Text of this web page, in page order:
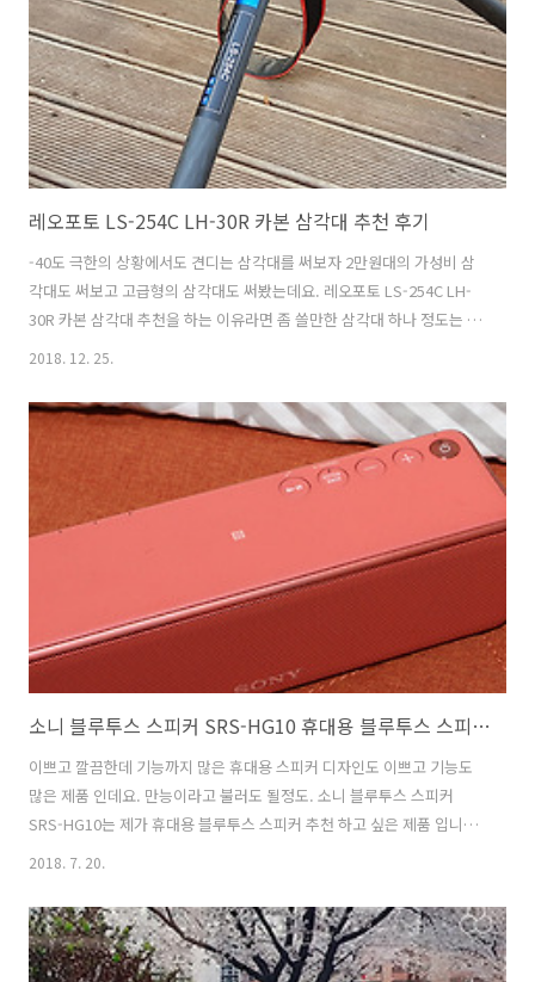
화까지 가능했는데요. 직접 보니 이제는 정말 영화에서나 보던 미..
레오포토 LS-254C LH-30R 카본 삼각대 추천 후기
-40도 극한의 상황에서도 견디는 삼각대를 써보자 2만원대의 가성비 삼
각대도 써보고 고급형의 삼각대도 써봤는데요. 레오포토 LS-254C LH-
30R 카본 삼각대 추천을 하는 이유라면 좀 쓸만한 삼각대 하나 정도는 있
어야 해서 입니다. 레오포토 LS-254C LH-30R는 가격은 물론 좀 있으나
이 가능 합니다. 저 역시도 삼각대를 꽤 많이 써 봤고 지금도 여러개의 삼
각대를 사용 중 인데요. 카메라와 캠코더 마이크 등을 삼각대에 고정해놓
고 쓰는데요. 덕분에 종류별도 다양한 삼각대를 사용 중 입니다. 레오포
토는 극도로 나쁜 환경에서도 사용할 수 있도록 꽤 견고하면서도 다양한
기능들을 제공을 합니다. 이 제품 특징이 -40도의 극도로 나..
2018. 12. 25.
소니 블루투스 스피커 SRS-HG10 휴대용 블루투스 스피커 추천
이쁘고 깔끔한데 기능까지 많은 휴대용 스피커 디자인도 이쁘고 기능도
많은 제품 인데요. 만능이라고 불러도 될정도. 소니 블루투스 스피커
SRS-HG10는 제가 휴대용 블루투스 스피커 추천 하고 싶은 제품 입니다.
레드 컬러인데 색상도 너무 잘 뽑았네요. 소니 블루투스 스피커 SRS-
은 것은 대부분 알고 계실듯 합니다. Hi-Res Audio를 지원하며 LDAC 블
루투스 코덱을 지원하죠. 이 제품은 블루투스 뿐만 아니라 USB, WiFi,
AUX를 지원 합니다. EXTRA BASS를 이용한 강하고 풍부한 저음도 제공
2018. 7. 20.